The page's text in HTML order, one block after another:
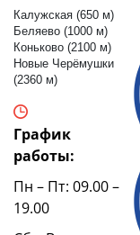
Калужская (650 м)
Беляево (1000 м)
Коньково (2100 м)
Новые Черёмушки
(2360 м)
График
работы:
Пн – Пт: 09.00 –
19.00